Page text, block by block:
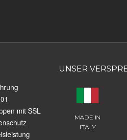
mit SSL
UNSER
MADE IN
ITALY